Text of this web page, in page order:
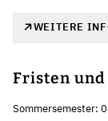
WEITERE
Fristen
Sommersemester: